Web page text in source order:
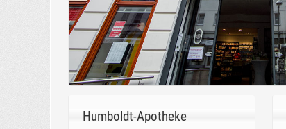
Humboldt-Apotheke